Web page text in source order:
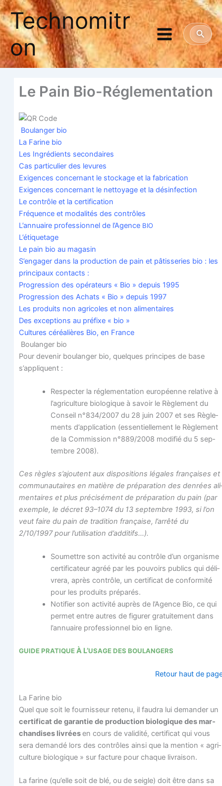
Aller
au
contenu
Technomitr
on
Le Pain Bio-Réglementation
Bou­lan­ger bio
La Farine bio
Les Ingré­dients secondaires
Cas par­ti­cu­lier des levures
Exi­gences concer­nant le sto­ckage et la fabrication
Exi­gences concer­nant le net­toyage et la désinfection
Le contrôle et la certification
Fré­quence et moda­li­tés des contrôles
L’annuaire pro­fes­sion­nel de l’Agence BIO
L’étiquetage
Le pain bio au magasin
S’engager dans la pro­duc­tion de pain et pâtis­se­ries bio : les
prin­ci­paux contacts :
Pro­gres­sion des opé­ra­teurs « Bio » depuis 1995
Pro­gres­sion des Achats « Bio » depuis 1997
Les pro­duits non agri­coles et non alimentaires
Des excep­tions au pré­fixe « bio »
Cultures céréa­lières Bio, en France
Bou­lan­ger bio
Pour deve­nir bou­lan­ger bio, quelques prin­cipes de base
s’appliquent :
Res­pec­ter la régle­men­ta­tion euro­péenne rela­tive à
l’a­gri­cul­ture bio­lo­gique à savoir le Règle­ment du
Conseil n°834/2007 du 28 juin 2007 et ses Règle­
ments d’application (essen­tiel­le­ment le Règle­ment
de la Com­mis­sion n°889/2008 modi­fié du 5 sep­
tembre 2008).
Ces règles s’ajoutent aux dis­po­si­tions légales fran­çaises et
com­mu­nau­taires en matière de pré­pa­ra­tion des den­rées
men­taires et plus pré­ci­sé­ment de pré­pa­ra­tion du pain (par
exemple, le décret 93–1074 du 13 sep­tembre 1993, si l’on
veut faire du pain de tra­di­tion fran­çaise, l’ar­rê­té du
2/10/1997 pour l’u­ti­li­sa­tion d’additifs…).
Sou­mettre son acti­vi­té au contrôle d’un orga­nisme
cer­ti­fi­ca­teur agréé par les pou­voirs publics qui déli­
vre­ra, après contrôle, un cer­ti­fi­cat de confor­mi­té
pour les pro­duits préparés.
Noti­fier son acti­vi­té auprès de l’A­gence Bio, ce qui
per­met entre autres de figu­rer gra­tui­te­ment dans
l’an­nuaire pro­fes­sion­nel bio en ligne.
GUIDEPRATIQUEÀ L’USAGEDES BOULANGERS
Retour haut de
La Farine bio
Quel que soit le four­nis­seur rete­nu, il fau­dra lui deman­der un
cer­ti­fi­cat de garan­tie de pro­duc­tion bio­lo­gique des mar­
chan­dises livréesen cours de vali­di­té, cer­ti­fi­cat qui vous
sera deman­dé lors des contrôles ain­si que la men­tion « agri­
cul­ture bio­lo­gique » sur fac­ture pour chaque livraison.
La farine (qu’elle soit de blé, ou de seigle) doit être dans sa